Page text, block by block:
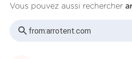
Vous pouvez aussi rechercher
from:arrotent.com